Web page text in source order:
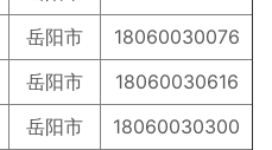
岳阳市
18060030076
岳阳市
18060030616
岳阳市
18060030300